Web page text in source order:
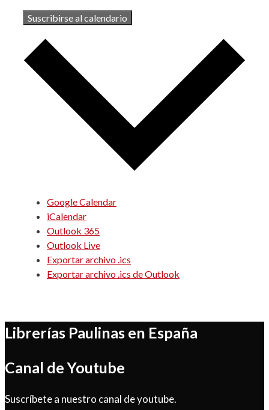
Suscribirse al calendario
Google Calendar
iCalendar
Outlook 365
Outlook Live
Exportar archivo .ics
Exportar archivo .ics de Outlook
Librerías Paulinas en España
Canal de Youtube
Suscríbete a nuestro canal de youtube.